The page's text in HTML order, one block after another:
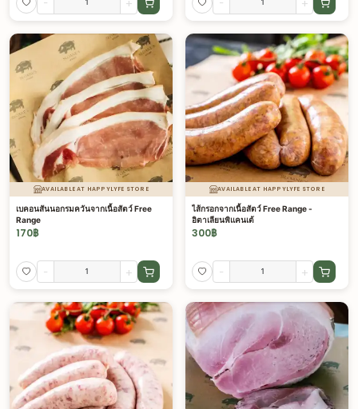
- + - +
AVAILABLE AT HAPPYLYFE STORE
เบคอนสันนอกรมควันจากเนื้อสัตว์ Free
Range
170฿
- +
AVAILABLE AT HAPPYLYFE STORE
ไส้กรอกจากเนื้อสัตว์ Free Range -
อิตาเลียนพิแคนเต้
300฿
- +